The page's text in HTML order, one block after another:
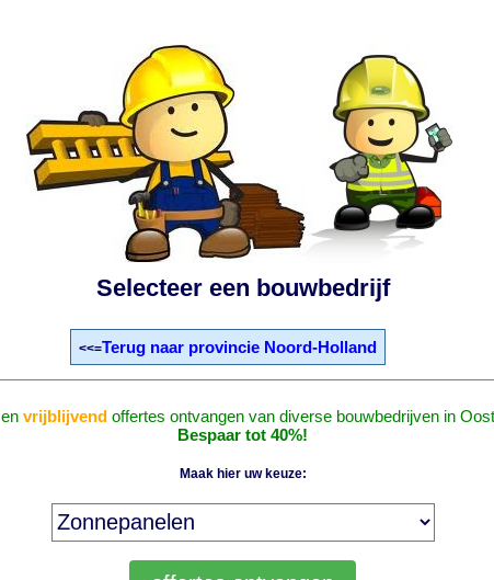
Selecteer een bouwbedrijf
<<=Terug naar provincie Noord-Holland
envrijblijvend offertes ontvangen van diverse bouwbedrijven in
Bespaar tot 40%!
Maak hier uw keuze: